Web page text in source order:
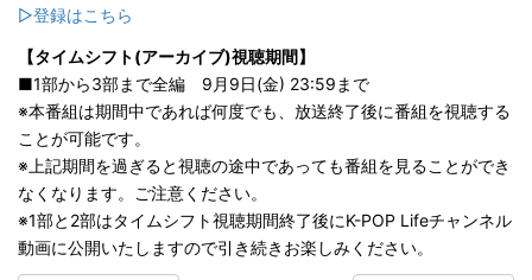
▷登録はこちら
【タイムシフト(アーカイブ)視聴期間】
■1部から3部まで全編 9月9日(金) 23:59まで
※本番組は期間中であれば何度でも、放送終了後に番組を視聴する
ことが可能です。
※上記期間を過ぎると視聴の途中であっても番組を見ることができ
なくなります。ご注意ください。
※1部と2部はタイムシフト視聴期間終了後にK-POP Lifeチャンネル
動画に公開いたしますので引き続きお楽しみください。